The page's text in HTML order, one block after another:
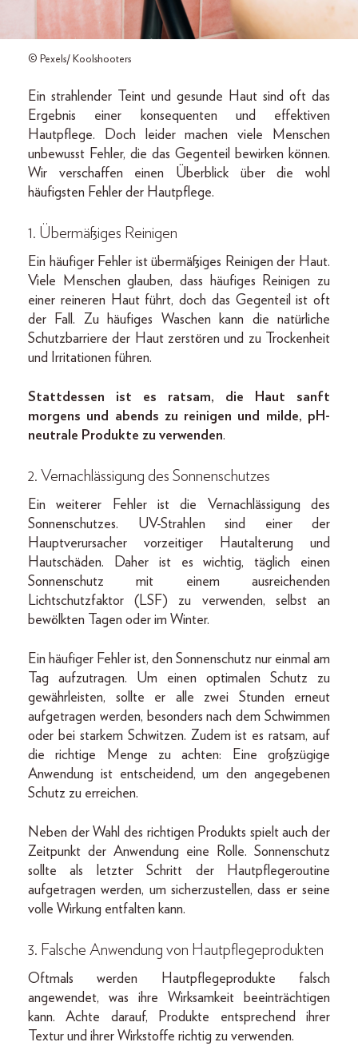
© Pexels/ Koolshooters
Ein strahlender Teint und gesunde Haut sind oft das
Ergebnis einer konsequenten und effektiven
Hautpflege. Doch leider machen viele Menschen
unbewusst Fehler, die das Gegenteil bewirken können.
Wir verschaffen einen Überblick über die wohl
häufigsten Fehler der Hautpflege.
1. Übermäßiges Reinigen
Ein häufiger Fehler ist übermäßiges Reinigen der Haut.
Viele Menschen glauben, dass häufiges Reinigen zu
einer reineren Haut führt, doch das Gegenteil ist oft
der Fall. Zu häufiges Waschen kann die natürliche
Schutzbarriere der Haut zerstören und zu Trockenheit
und Irritationen führen.
Stattdessen ist es ratsam, die Haut sanft
morgens und abends zu reinigen und milde, pH-
neutrale Produkte zu verwenden.
2. Vernachlässigung des Sonnenschutzes
Ein weiterer Fehler ist die Vernachlässigung des
Sonnenschutzes. UV-Strahlen sind einer der
Hauptverursacher vorzeitiger Hautalterung und
Hautschäden. Daher ist es wichtig, täglich einen
Sonnenschutz mit einem ausreichenden
Lichtschutzfaktor (LSF) zu verwenden, selbst an
bewölkten Tagen oder im Winter.
Ein häufiger Fehler ist, den Sonnenschutz nur einmal am
Tag aufzutragen. Um einen optimalen Schutz zu
gewährleisten, sollte er alle zwei Stunden erneut
aufgetragen werden, besonders nach dem Schwimmen
oder bei starkem Schwitzen. Zudem ist es ratsam, auf
die richtige Menge zu achten: Eine großzügige
Anwendung ist entscheidend, um den angegebenen
Schutz zu erreichen.
Neben der Wahl des richtigen Produkts spielt auch der
Zeitpunkt der Anwendung eine Rolle. Sonnenschutz
sollte als letzter Schritt der Hautpflegeroutine
aufgetragen werden, um sicherzustellen, dass er seine
volle Wirkung entfalten kann.
3. Falsche Anwendung von Hautpflegeprodukten
Oftmals werden Hautpflegeprodukte falsch
angewendet, was ihre Wirksamkeit beeinträchtigen
kann. Achte darauf, Produkte entsprechend ihrer
Textur und ihrer Wirkstoffe richtig zu verwenden.